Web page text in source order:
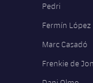
Pedri
Fermín López
Marc Casadó
Frenkie de